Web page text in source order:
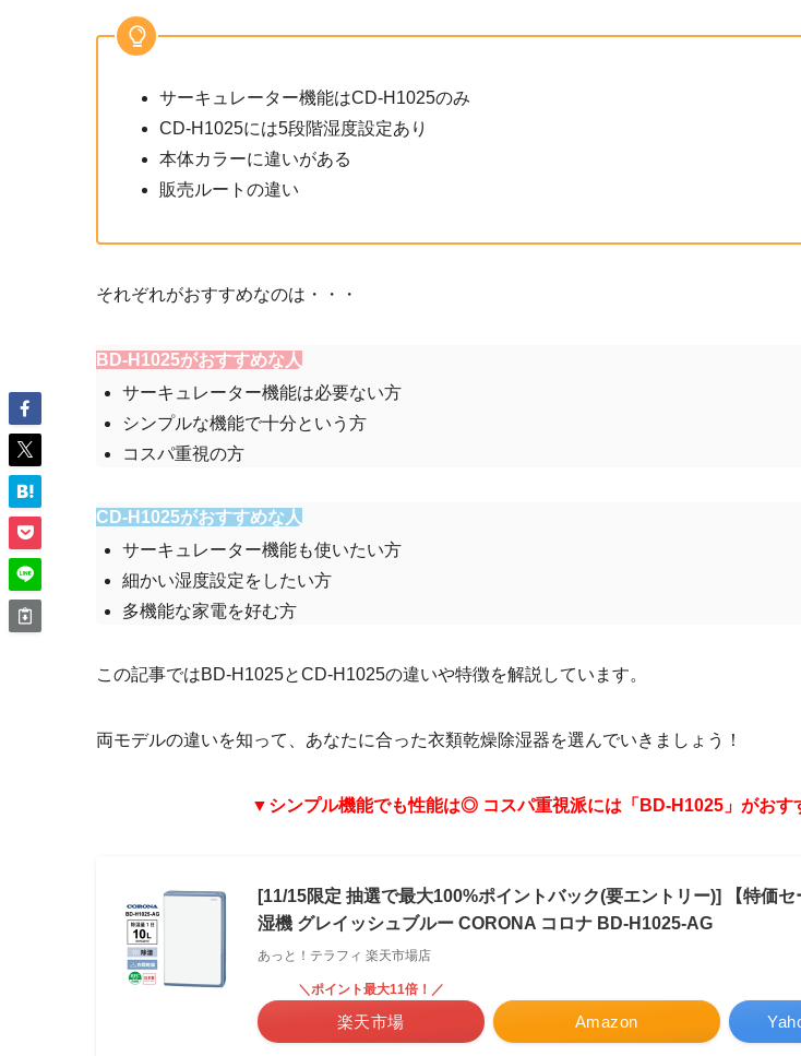
サーキュレーター機能はCD-H1025のみ
CD-H1025には5段階湿度設定あり
本体カラーに違いがある
販売ルートの違い
それぞれがおすすめなのは・・・
BD-H1025がおすすめな人
サーキュレーター機能は必要ない方
シンプルな機能で十分という方
コスパ重視の方
CD-H1025がおすすめな人
サーキュレーター機能も使いたい方
細かい湿度設定をしたい方
多機能な家電を好む方
この記事ではBD-H1025とCD-H1025の違いや特徴を解説しています。
両モデルの違いを知って、あなたに合った衣類乾燥除湿器を選んでいきましょう！
▼シンプル機能でも性能は◎ コスパ重視派には「BD-H1025」がおす
[11/15限定 抽選で最大100%ポイントバック(要エントリー)] 【特価
湿機 グレイッシュブルー CORONA コロナ BD-H1025-AG
あっと！テラフィ 楽天市場店
Amazon
＼ポイント最大11倍！／
楽天市場